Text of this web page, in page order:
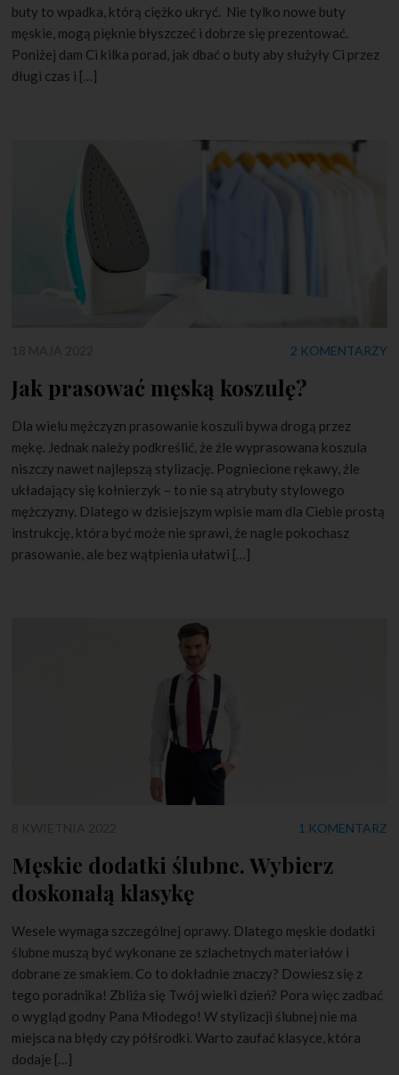
buty to wpadka, którą ciężko ukryć. Nie tylko nowe buty
męskie, mogą pięknie błyszczeć i dobrze się prezentować.
Poniżej dam Ci kilka porad, jak dbać o buty aby służyły Ci przez
długi czas i […]
2 KOMENTARZY
Jak prasować męską koszulę?
Dla wielu mężczyzn prasowanie koszuli bywa drogą przez
mękę. Jednak należy podkreślić, że źle wyprasowana koszula
niszczy nawet najlepszą stylizację. Pogniecione rękawy, źle
układający się kołnierzyk – to nie są atrybuty stylowego
mężczyzny. Dlatego w dzisiejszym wpisie mam dla Ciebie prostą
instrukcję, która być może nie sprawi, że nagle pokochasz
prasowanie, ale bez wątpienia ułatwi […]
1 KOMENTARZ
Męskie dodatki ślubne. Wybierz
doskonałą klasykę
Wesele wymaga szczególnej oprawy. Dlatego męskie dodatki
ślubne muszą być wykonane ze szlachetnych materiałów i
dobrane ze smakiem. Co to dokładnie znaczy? Dowiesz się z
tego poradnika! Zbliża się Twój wielki dzień? Pora więc zadbać
o wygląd godny Pana Młodego! W stylizacji ślubnej nie ma
miejsca na błędy czy półśrodki. Warto zaufać klasyce, która
dodaje […]